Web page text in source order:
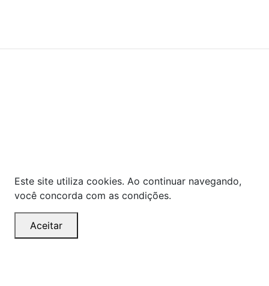
Este site utiliza cookies. Ao continuar navegando,
você concorda com as condições.
Aceitar